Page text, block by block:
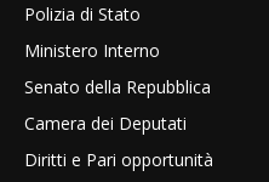
Polizia di Stato
Ministero Interno
Senato della Repubblica
Camera dei Deputati
Diritti e Pari opportunità